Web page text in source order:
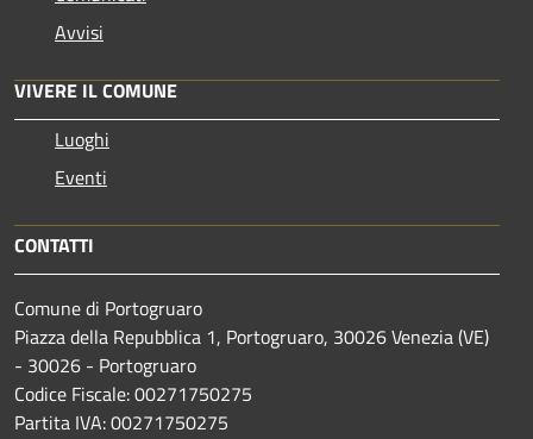
Avvisi
VIVERE IL COMUNE
Luoghi
Eventi
CONTATTI
Comune di Portogruaro
Piazza della Repubblica 1, Portogruaro, 30026 Venezia (VE)
- 30026 - Portogruaro
Codice Fiscale: 00271750275
Partita IVA: 00271750275